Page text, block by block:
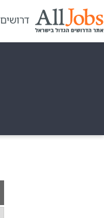
דרושים